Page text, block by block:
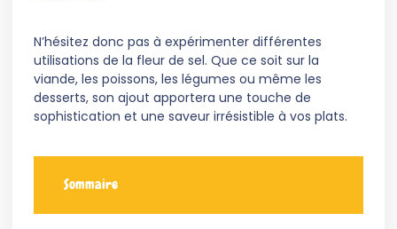
N’hésitez donc pas à expérimenter différentes
utilisations de la fleur de sel. Que ce soit sur la
viande, les poissons, les légumes ou même les
desserts, son ajout apportera une touche de
sophistication et une saveur irrésistible à vos plats.
Sommaire